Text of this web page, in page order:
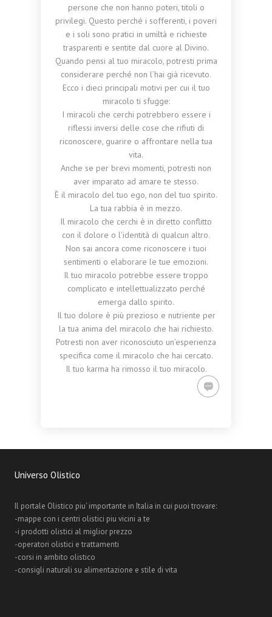
persone che non hanno poteri, titoli o
privilegi. Questo perché i sofferenti, i poveri
e i soli sono pratici in umiltà e richieste
trasparenti e sentite dal cuore al Divino.
Quando pensi al tuo miracolo, potresti prima
considerare perché non l’hai già ricevuto.
Ecco i dieci principali motivi per cui il tuo
miracolo ti sfugge:
I miracoli che cerchi potrebbero essere i
riflessi inversi delle cose che rifiuti di
riconoscere, guarire o affrontare nella tua
vita.
Anche se per brevi momenti, potresti non
aver imparato ad amare te stesso.
È il miracolo del tuo ego, non del tuo spirito.
La tua rabbia è in mezzo.
Il miracolo che cerchi è in diretto conflitto
con il dolore o l’identità di qualcun altro.
Non sai ancora come riconoscere i tuoi
sentimenti o elaborare le tue emozioni.
Il tuo miracolo potrebbe essere troppo
complicato e intellettualizzato perché
emerga dallo spirito.
Il tuo dolore è più prezioso e nutriente per
la tua anima del miracolo che hai richiesto.
Potresti non aver riconosciuto un’esperienza
specifica come il miracolo che hai cercato.
Il tuo karma ha rimosso il tuo miracolo.
Universo Olistico
Il portale Olistico piu' importante in Italia in cui puoi trovare:
-mappe con i centri olistici piu vicini a te
-i prodotti olistici al miglior prezzo
-operatori olistici e trattamenti
-corsi in ambito olistico
-consigli naturali su alimentazione e stile di vita